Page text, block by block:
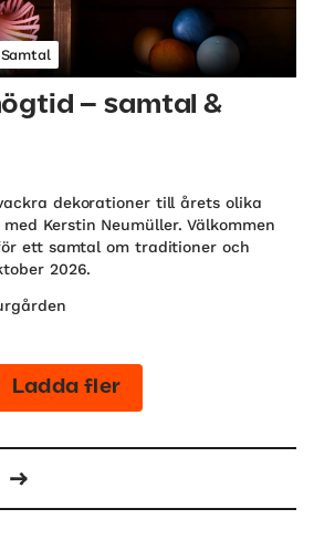
Samtal
– samtal &
dekorationer till årets olika
Kerstin Neumüller. Välkommen
ett samtal om traditioner och
2026.
Ladda fler